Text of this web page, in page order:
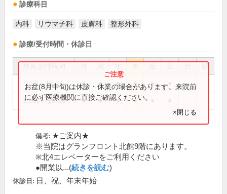
診療科目
内科 リウマチ科 皮膚科 整形外科
診療/受付時間・休診日
祝
9:00～11:30 ● ● ● ● ●
13:00～16:15 ● ● ● ●
お盆(8月中旬)は休診・休業の場合があります。来院前
に必ず医療機関に直接ご確認ください。
×閉じる
備考: ★ご案内★
※当院はグランフロント北館9階にあります。
※北4エレベーターをご利用ください
●開業以...(続きを読む)
休診日: 日、祝、年末年始